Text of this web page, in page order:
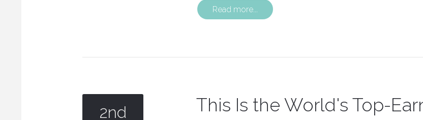
Read more...
2nd This Is the World's Top-